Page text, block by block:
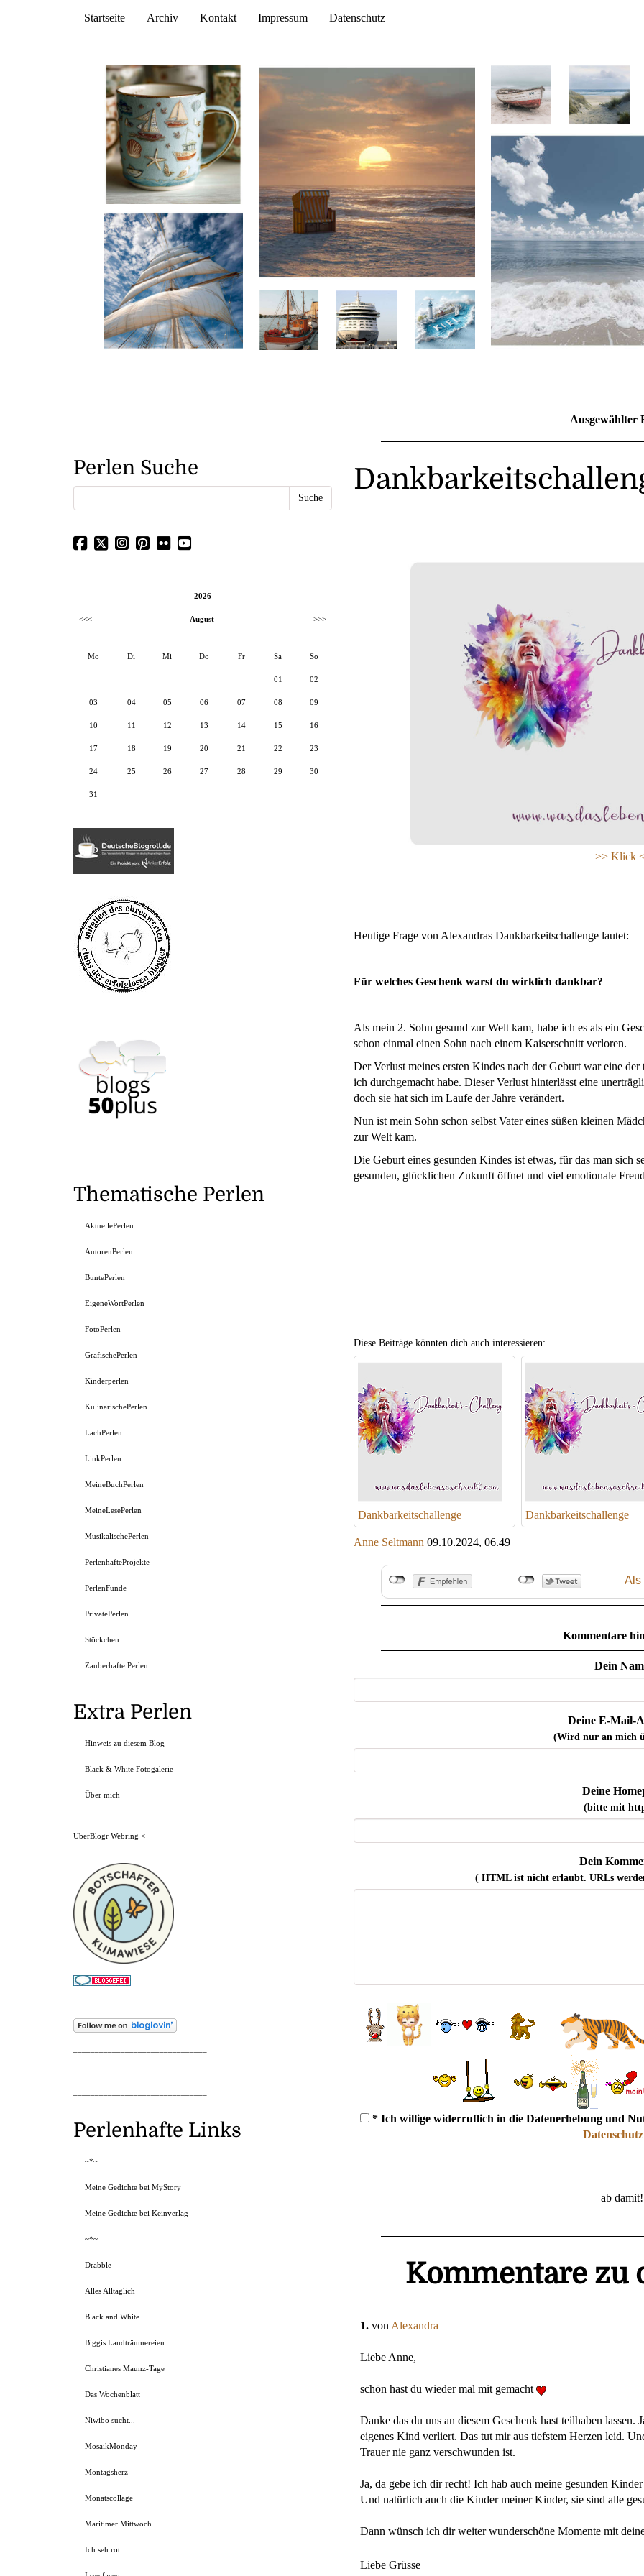
Startseite Archiv Kontakt Impressum Datenschutz
Ausgewählter
>> Klick
Heutige Frage von Alexandras Dankbarkeitschallenge lautet:
Für welches Geschenk warst du wirklich dankbar?
Als mein 2. Sohn gesund zur Welt kam, habe ich es als ein
schon einmal einen Sohn nach einem Kaiserschnitt verloren.
Der Verlust meines ersten Kindes nach der Geburt war eine
ich durchgemacht habe. Dieser Verlust hinterlässt eine
doch sie hat sich im Laufe der Jahre verändert.
Nun ist mein Sohn schon selbst Vater eines süßen kleinen
zur Welt kam.
Die Geburt eines gesunden Kindes ist etwas, für das man sich
gesunden, glücklichen Zukunft öffnet und viel emotionale
Diese Beiträge könnten dich auch interessieren:
Dankbarkeitschallenge Dankbarkeitschallenge
Anne Seltmann 09.10.2024, 06.49
Als
Kommentare
Dein
Deine E-Mail-
(Wird nur an mich
Deine
(bitte mit
Dein
( HTML ist nichterlaubt. URLs
* Ich willige widerruflich in die Datenerhebung und
Datenschutz
Kommentare zu
1. von Alexandra
Liebe Anne,
schön hast du wieder mal mit gemacht
Danke das du uns an diesem Geschenk hast teilhaben lassen.
eigenes Kind verliert. Das tut mir aus tiefstem Herzen leid.
Trauer nie ganz verschwunden ist.
Ja, da gebe ich dir recht! Ich hab auch meine gesunden
Und natürlich auch die Kinder meiner Kinder, sie sind alle
Dann wünsch ich dir weiter wunderschöne Momente mit
Liebe Grüsse
Perlen Suche
2026
<<< August >>>
Mo Di Mi Do Fr Sa So
01 02
03 04 05 06 07 08 09
10 11 12 13 14 15 16
17 18 19 20 21 22 23
24 25 26 27 28 29 30
31
Thematische Perlen
AktuellePerlen
AutorenPerlen
BuntePerlen
EigeneWortPerlen
FotoPerlen
GrafischePerlen
Kinderperlen
KulinarischePerlen
LachPerlen
LinkPerlen
MeineBuchPerlen
MeineLesePerlen
MusikalischePerlen
PerlenhafteProjekte
PerlenFunde
PrivatePerlen
Stöckchen
Zauberhafte Perlen
Extra Perlen
Hinweis zu diesem Blog
Black & White Fotogalerie
Über mich
UberBlogr Webring <
Perlenhafte Links
~*~
Meine Gedichte bei MyStory
Meine Gedichte bei Keinverlag
~*~
Drabble
Alles Alltäglich
Black and White
Biggis Landträumereien
Christianes Maunz-Tage
Das Wochenblatt
Niwibo sucht...
MosaikMonday
Montagsherz
Monatscollage
Maritimer Mittwoch
Ich seh rot